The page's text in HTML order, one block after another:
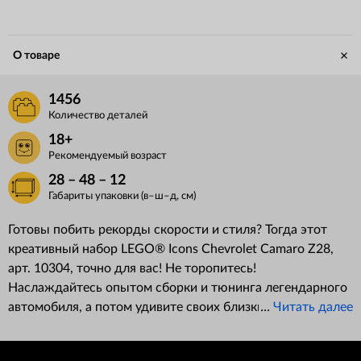
О товаре
1456
Количество деталей
18+
Рекомендуемый возраст
28 – 48 – 12
Габариты упаковки (в–ш–д, см)
Готовы побить рекорды скорости и стиля? Тогда этот
креативный набор LEGO® Icons Chevrolet Camaro Z28,
арт. 10304, точно для вас! Не торопитесь!
Наслаждайтесь опытом сборки и тюнинга легендарного
автомобиля, а потом удивите своих близких финальной
... Читать далее